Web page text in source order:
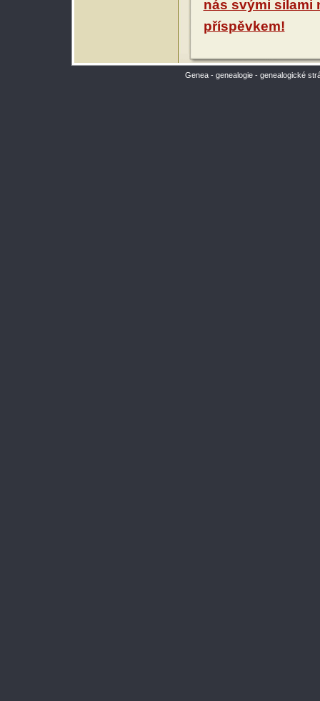
nás svými silami
příspěvkem!
Genea - genealogie - genealogické